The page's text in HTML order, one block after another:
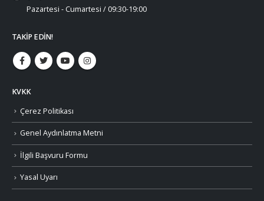
Pazartesi - Cumartesi / 09:30-19:00
TAKIP EDIN!
KVKK
Çerez Politikası
Genel Aydınlatma Metni
İlgili Başvuru Formu
Yasal Uyarı